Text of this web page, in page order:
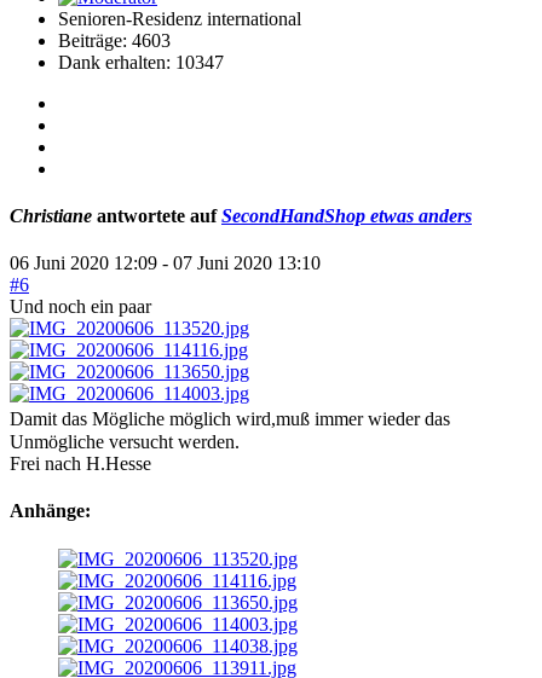
Senioren-Residenz international
Beiträge: 4603
Dank erhalten: 10347
Christiane antwortete aufSecondHandShop etwas anders
06 Juni 2020 12:09 - 07 Juni 2020 13:10
#6
Und noch ein paar
Damit das Mögliche möglich wird,muß immer wieder das
Unmögliche versucht werden.
Frei nach H.Hesse
Anhänge: